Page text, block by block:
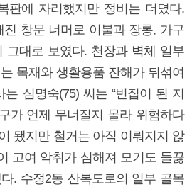
판에 자리했지만 정비는 더뎠다.
진 창문 너머로 이불과 장롱, 가구
그대로 보였다. 천장과 벽체 일부
목재와 생활용품 잔해가 뒤섞여
심명숙(75) 씨는 “빈집이 된 지
가 언제 무너질지 몰라 위험하다
됐지만 철거는 아직 이뤄지지 않
고여 악취가 심해져 모기도 들끓
. 수정2동 산복도로의 일부 골목